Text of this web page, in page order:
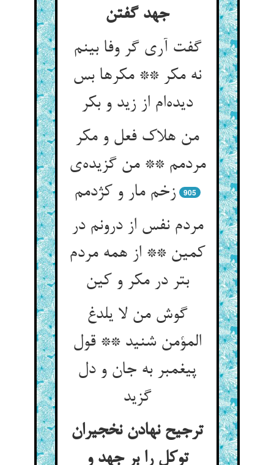
گفت آری گر وفا بینم
نه مکر ** مکرها بس
دیده‌‌ام از زید و بکر
من هلاک فعل و مکر
مردمم ** من گزیده‌‌ی
زخم مار و کژدمم‌‌
905
مردم نفس از درونم در
کمین ** از همه مردم
بتر در مکر و کین‌‌
گوش من لا یلدغ
المؤمن شنید ** قول
پیغمبر به جان و دل
گزید
ترجیح نهادن نخجیران
توکل را بر جهد و